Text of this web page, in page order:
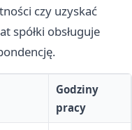
czy uzyskać
spółki obsługuje
Godziny
pracy